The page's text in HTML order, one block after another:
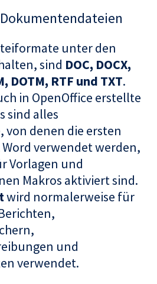
unter den
sind DOC, DOCX,
DOTM, RTF und TXT.
in OpenOffice erstellte
sind alles
denen die ersten
verwendet werden,
Vorlagen und
Makros aktiviert sind.
wird normalerweise für
und
verwendet.